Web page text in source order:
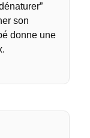
son
donne une